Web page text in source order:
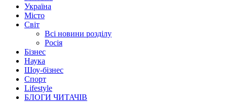
Україна
Місто
Світ
Всі новини розділу
Росія
Бізнес
Наука
Шоу-бізнес
Спорт
Lifestyle
БЛОГИ ЧИТАЧІВ